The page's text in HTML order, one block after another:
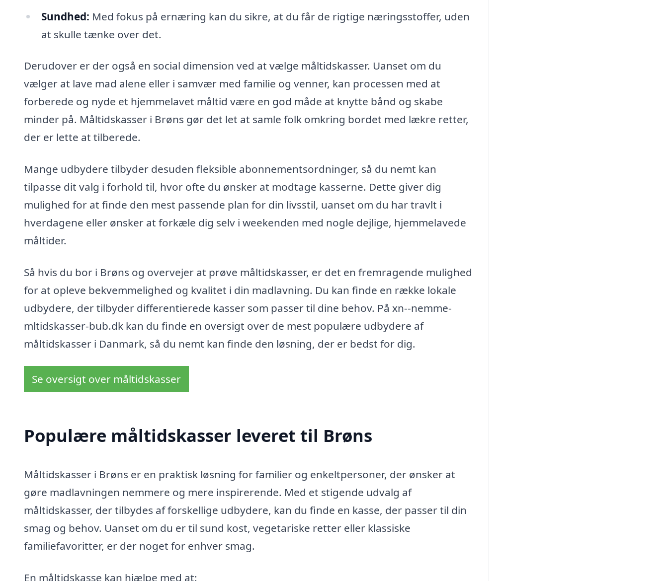
Sundhed: Med fokus på ernæring kan du sikre, at du får de rigtige næringsstoffer, uden
at skulle tænke over det.
Derudover er der også en social dimension ved at vælge måltidskasser. Uanset om du
vælger at lave mad alene eller i samvær med familie og venner, kan processen med at
forberede og nyde et hjemmelavet måltid være en god måde at knytte bånd og skabe
minder på. Måltidskasser i Brøns gør det let at samle folk omkring bordet med lækre retter,
der er lette at tilberede.
Mange udbydere tilbyder desuden fleksible abonnementsordninger, så du nemt kan
tilpasse dit valg i forhold til, hvor ofte du ønsker at modtage kasserne. Dette giver dig
mulighed for at finde den mest passende plan for din livsstil, uanset om du har travlt i
hverdagene eller ønsker at forkæle dig selv i weekenden med nogle dejlige, hjemmelavede
måltider.
Så hvis du bor i Brøns og overvejer at prøve måltidskasser, er det en fremragende mulighed
for at opleve bekvemmelighed og kvalitet i din madlavning. Du kan finde en række lokale
udbydere, der tilbyder differentierede kasser som passer til dine behov. På xn--nemme-
mltidskasser-bub.dk kan du finde en oversigt over de mest populære udbydere af
måltidskasser i Danmark, så du nemt kan finde den løsning, der er bedst for dig.
Se oversigt over måltidskasser
Populære måltidskasser leveret til Brøns
Måltidskasser i Brøns er en praktisk løsning for familier og enkeltpersoner, der ønsker at
gøre madlavningen nemmere og mere inspirerende. Med et stigende udvalg af
måltidskasser, der tilbydes af forskellige udbydere, kan du finde en kasse, der passer til din
smag og behov. Uanset om du er til sund kost, vegetariske retter eller klassiske
familiefavoritter, er der noget for enhver smag.
En måltidskasse kan hjælpe med at: